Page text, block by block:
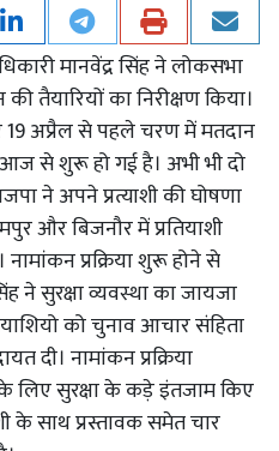
मानवेंद्र सिंह ने लोकसभा
तैयारियों का निरीक्षण किया।
19 अप्रैल से पहले चरण में मतदान
आज से शुरू हो गई है। अभी भी दो
ने अपने प्रत्याशी की घोषणा
और बिजनौर में प्रतियाशी
प्रक्रिया शुरू होने से
ने सुरक्षा व्यवस्था का जायजा
को चुनाव आचार संहिता
दी। नामांकन प्रक्रिया
लिए सुरक्षा के कड़े इंतजाम किए
के साथ प्रस्तावक समेत चार